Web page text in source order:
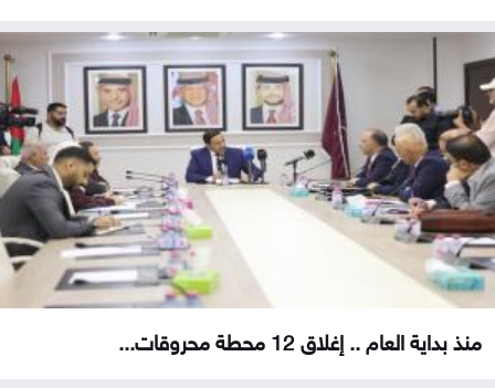
منذ بداية العام .. إغلاق 12 محطة محروقات...